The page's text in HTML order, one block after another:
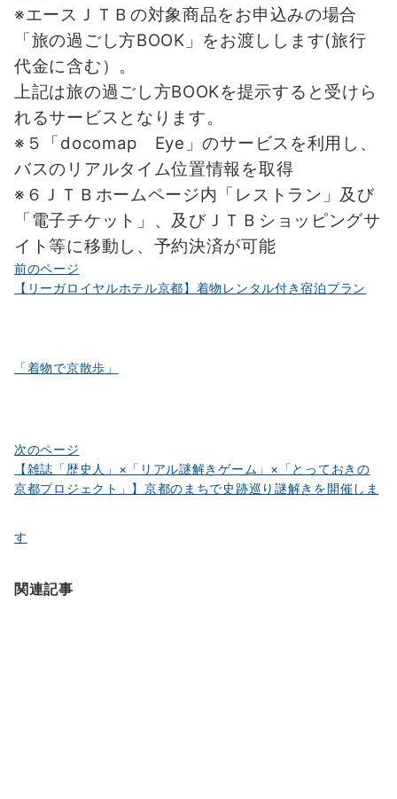
※エースＪＴＢの対象商品をお申込みの場合
「旅の過ごし方BOOK」をお渡しします(旅行
代金に含む）。
上記は旅の過ごし方BOOKを提示すると受けら
れるサービスとなります。
※５「docomap Eye」のサービスを利用し、
バスのリアルタイム位置情報を取得
※６ＪＴＢホームページ内「レストラン」及び
「電子チケット」、及びＪＴＢショッピングサ
イト等に移動し、予約決済が可能
投
稿
ゲ
ョ
ン
前のページ
【リーガロイヤルホテル京都】着物レンタル付き宿泊プラン
「着物で京散歩」
次のページ
【雑誌「歴史人」×「リアル謎解きゲーム」×「とっておきの
京都プロジェクト」】京都のまちで史跡巡り謎解きを開催しま
す
関連記事